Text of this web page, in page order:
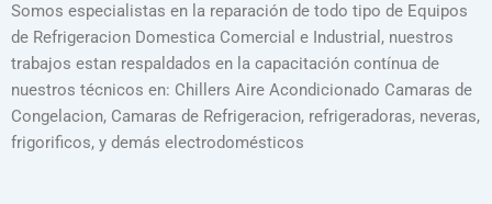
Somos especialistas en la reparación de todo tipo de Equipos
de Refrigeracion Domestica Comercial e Industrial, nuestros
trabajos estan respaldados en la capacitación contínua de
nuestros técnicos en: Chillers Aire Acondicionado Camaras de
Congelacion, Camaras de Refrigeracion, refrigeradoras, neveras,
frigorificos, y demás electrodomésticos